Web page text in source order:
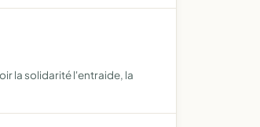
la solidarité l'entraide, la